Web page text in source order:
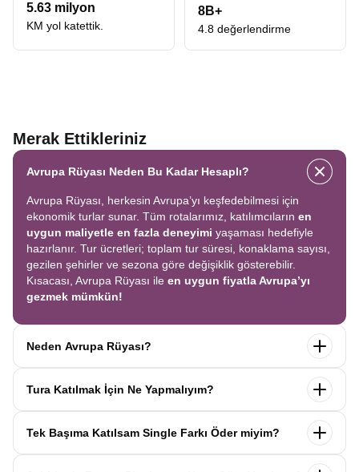
5.63 milyon
KM yol katettik.
8B+
4.8 değerlendirme
Merak Ettikleriniz
Avrupa Rüyası Neden Bu Kadar Hesaplı?
Avrupa Rüyası, herkesin Avrupa’yı keşfedebilmesi için
ekonomik turlar sunar. Tüm rotalarımız, katılımcıların en
uygun maliyetle en fazla deneyimi yaşaması hedefiyle
hazırlanır. Tur ücretleri; toplam tur süresi, konaklama sayısı,
gezilen şehirler ve sezona göre değişiklik gösterebilir.
Kısacası, Avrupa Rüyası ile en uygun fiyatla Avrupa’yı
gezmek mümkün!
Neden Avrupa Rüyası?
tek seferde birçok
ülkeyikeşfedin! Ekstra tur ücreti yok, tüm geziler fiyata
ile Avrupa’yı en keyifli şekilde yaşayın.
Tura Katılmak İçin Ne Yapmalıyım?
seyahat sözleşmesinionaylayın.İlk taksitiödediğinizde
Tek Başıma Katılsam Single Farkı Öder miyim?